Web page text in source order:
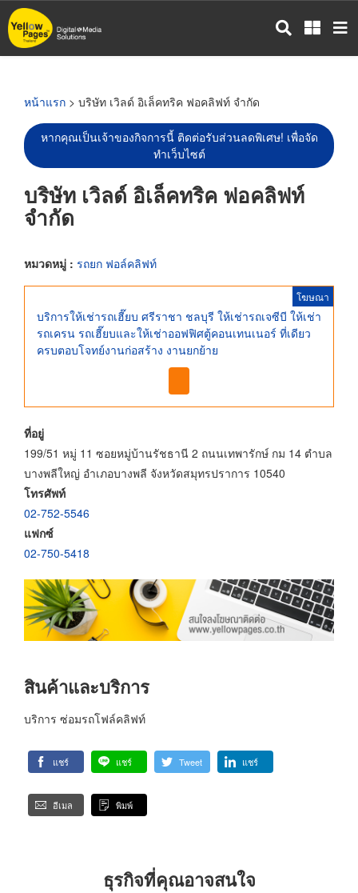
ข้าม
ไป
หน้าแรก > บริษัท เวิลด์ อิเล็คทริค ฟอคลิฟท์ จำกัด
หากคุณเป็นเจ้าของกิจการนี้ ติดต่อรับส่วนลดพิเศษ! เพื่อจัด
ทำเว็บไซต์
บริษัท เวิลด์ อิเล็คทริค ฟอคลิฟท์
จำกัด
หมวดหมู่ : รถยก ฟอล์คลิฟท์
โฆษณา
บริการให้เช่ารถเฮี๊ยบ ศรีราชา ชลบุรี ให้เช่ารถเจซีบี ให้เช่า
รถเครน รถเฮี๊ยบและให้เช่าออฟฟิศตู้คอนเทนเนอร์ ที่เดียว
ครบตอบโจทย์งานก่อสร้าง งานยกย้าย
ที่อยู่
199/51 หมู่ 11 ซอยหมู่บ้านรัชธานี 2 ถนนเทพารักษ์ กม 14 ตำบล
บางพลีใหญ่ อำเภอบางพลี จังหวัดสมุทรปราการ 10540
โทรศัพท์
02-752-5546
แฟกซ์
02-750-5418
สินค้าและบริการ
บริการ ซ่อมรถโฟล์คลิฟท์
แชร์ แชร์ Tweet แชร์
อีเมล พิมพ์
ธุรกิจที่คุณอาจสนใจ